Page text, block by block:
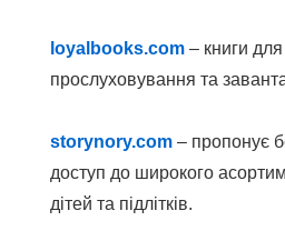
loyalbooks.com – книги
прослуховування та
storynory.com – пропонує
доступ до широкого
дітей та підлітків.